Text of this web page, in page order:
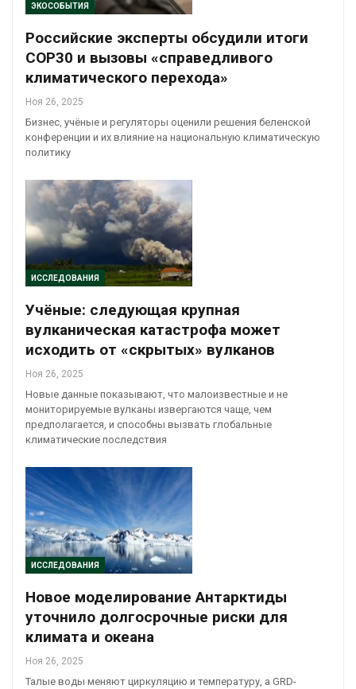
ЭКОСОБЫТИЯ
Российские эксперты обсудили итоги
COP30 и вызовы «справедливого
климатического перехода»
Ноя 26, 2025
Бизнес, учёные и регуляторы оценили решения беленской
конференции и их влияние на национальную климатическую
политику
ИССЛЕДОВАНИЯ
Учёные: следующая крупная
вулканическая катастрофа может
исходить от «скрытых» вулканов
Ноя 26, 2025
Новые данные показывают, что малоизвестные и не
мониторируемые вулканы извергаются чаще, чем
предполагается, и способны вызвать глобальные
климатические последствия
ИССЛЕДОВАНИЯ
Новое моделирование Антарктиды
уточнило долгосрочные риски для
климата и океана
Ноя 26, 2025
Талые воды меняют циркуляцию и температуру, а GRD-